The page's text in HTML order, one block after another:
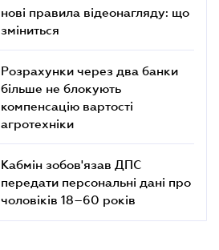
нові правила відеонагляду: що
зміниться
Розрахунки через два банки
більше не блокують
компенсацію вартості
агротехніки
Кабмін зобов'язав ДПС
передати персональні дані про
чоловіків 18–60 років